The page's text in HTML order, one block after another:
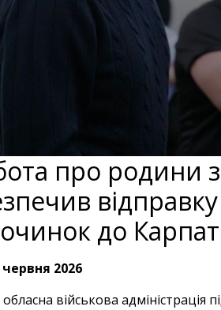
про родини
до Карпат
червня 2026
військова адміністрація